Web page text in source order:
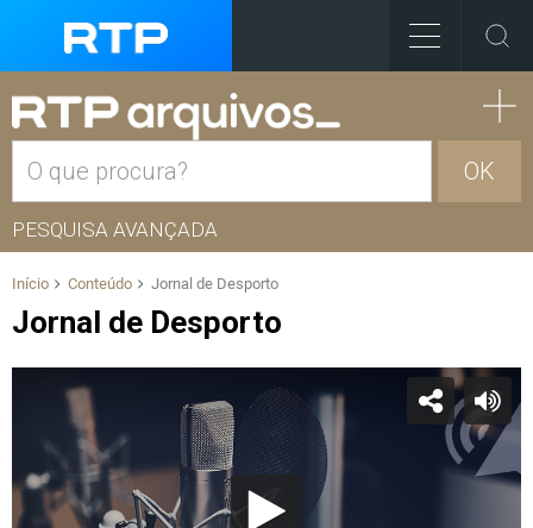
OK
PESQUISA AVANÇADA
Início Conteúdo Jornal de Desporto
Jornal de Desporto